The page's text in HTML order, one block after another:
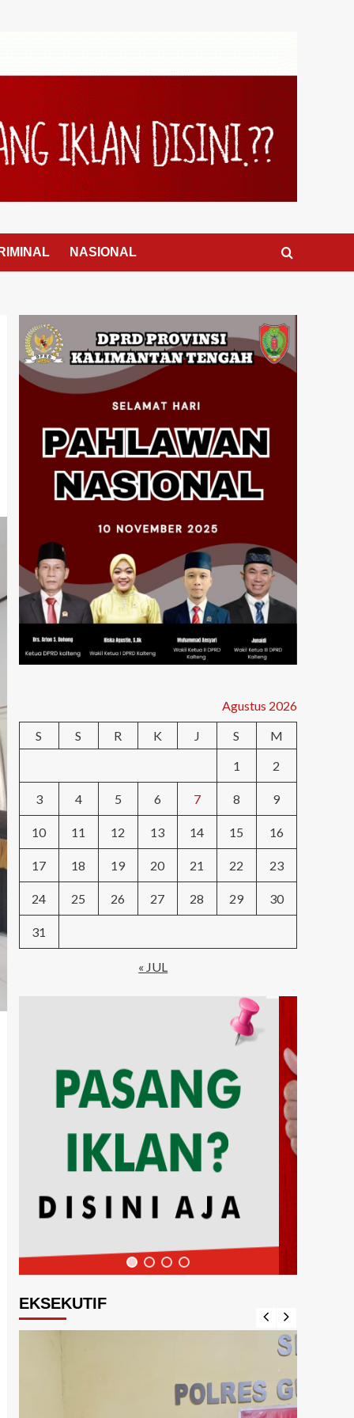
NASIONAL
Agustus 2026
S
S R K J S
M
1
2
3 4 5 6 7 8 9
10 11 12 13 14 15 16
17 18 19 20 21 22 23
24 25 26 27 28 29 30
31
« JUL
EKSEKUTIF